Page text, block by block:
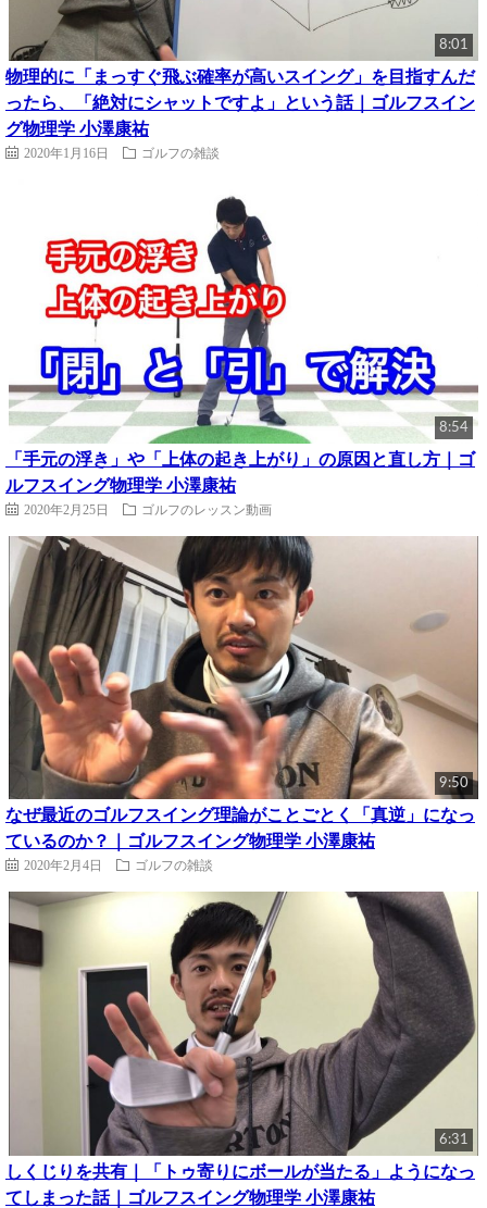
8:01
物理的に「まっすぐ飛ぶ確率が高いスイング」を目指すんだ
ったら、「絶対にシャットですよ」という話｜ゴルフスイン
グ物理学 小澤康祐
2020年1月16日 ゴルフの雑談
8:54
「手元の浮き」や「上体の起き上がり」の原因と直し方｜ゴ
ルフスイング物理学 小澤康祐
2020年2月25日 ゴルフのレッスン動画
9:50
なぜ最近のゴルフスイング理論がことごとく「真逆」になっ
ているのか？｜ゴルフスイング物理学 小澤康祐
2020年2月4日 ゴルフの雑談
6:31
しくじりを共有｜「トゥ寄りにボールが当たる」ようになっ
てしまった話｜ゴルフスイング物理学 小澤康祐